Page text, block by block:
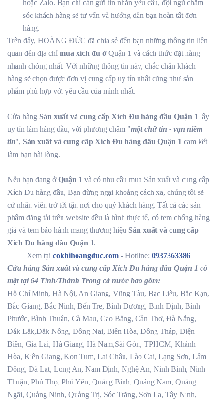
hoặc Zalo. Bạn chỉ cần gửi tin nhắn yêu cầu, đội ngũ chăm
sóc khách hàng sẽ tư vấn và hướng dẫn bạn hoàn tất đơn
hàng.
Trên đây, HOÀNG ĐỨC đã chia sẻ đến bạn những thông tin liên
quan đến địa chỉ mua xích đu ở Quận 1 và cách thức đặt hàng
nhanh chóng nhất. Với những thông tin này, chắc chắn khách
hàng sẽ chọn được đơn vị cung cấp uy tín nhất cũng như sản
phẩm phù hợp với yêu cầu của mình nhất.
Cửa hàng Sản xuất và cung cấp Xích Đu hàng đầu Quận 1 lấy
uy tín làm hàng đầu, với phương châm "một chữ tín - vạn niềm
tin", Sản xuất và cung cấp Xích Đu hàng đầu Quận 1 cam kết
làm bạn hài lòng.
Nếu bạn đang ởQuận 1 và có nhu cầu mua Sản xuất và cung cấp
Xích Đu hàng đầu, Bạn đừng ngại khoảng cách xa, chúng tôi sẽ
cử nhân viên trở tới tận nơi cho quý khách hàng. Tất cả các sản
phẩm đăng tải trên website đều là hình thực tế, có tem chống hàng
giả và tem bảo hành mang thương hiệu Sản xuất và cung cấp
Xích Đu hàng đầu Quận 1.
Xem tại cokhihoangduc.com - Hotline: 0937363386
Cửa hàng Sản xuất và cung cấp Xích Đu hàng đầu Quận 1 có
mặt tại 64 Tỉnh/Thành Trong cả nước bao gồm:
Hồ Chí Minh, Hà Nội, An Giang, Vũng Tàu, Bạc Liêu, Bắc Kạn,
Bắc Giang, Bắc Ninh, Bến Tre, Bình Dương, Bình Định, Bình
Phước, Bình Thuận, Cà Mau, Cao Bằng, Cần Thơ, Đà Nẵng,
Đắk Lắk,Đắk Nông, Đồng Nai, Biên Hòa, Đồng Tháp, Điện
Biên, Gia Lai, Hà Giang, Hà Nam,Sài Gòn, TPHCM, Khánh
Hòa, Kiên Giang, Kon Tum, Lai Châu, Lào Cai, Lạng Sơn, Lâm
Đồng, Đà Lạt, Long An, Nam Định, Nghệ An, Ninh Bình, Ninh
Thuận, Phú Thọ, Phú Yên, Quảng Bình, Quảng Nam, Quảng
Ngãi, Quảng Ninh, Quảng Trị, Sóc Trăng, Sơn La, Tây Ninh,